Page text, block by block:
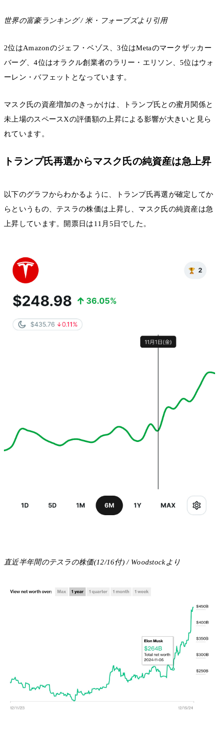
世界の富豪ランキング / 米・フォーブズより引用
2位はAmazonのジェフ・ベゾス、3位はMetaのマークザッカー
バーグ、4位はオラクル創業者のラリー・エリソン、5位はウォ
ーレン・バフェットとなっています。
マスク氏の資産増加のきっかけは、トランプ氏との蜜月関係と
未上場のスペースXの評価額の上昇による影響が大きいと見ら
れています。
トランプ氏再選からマスク氏の純資産は急上昇
以下のグラフからわかるように、トランプ氏再選が確定してか
らというもの、テスラの株価は上昇し、マスク氏の純資産は急
上昇しています。開票日は11月5日でした。
直近半年間のテスラの株価(12/16付) / Woodstockより